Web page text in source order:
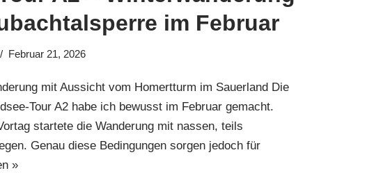
im Februar
Februar 21, 2026
mit Aussicht vom Homertturm im Sauerland Die
Tour A2 habe ich bewusst im Februar gemacht.
startete die Wanderung mit nassen, teils
Genau diese Bedingungen sorgen jedoch für
»